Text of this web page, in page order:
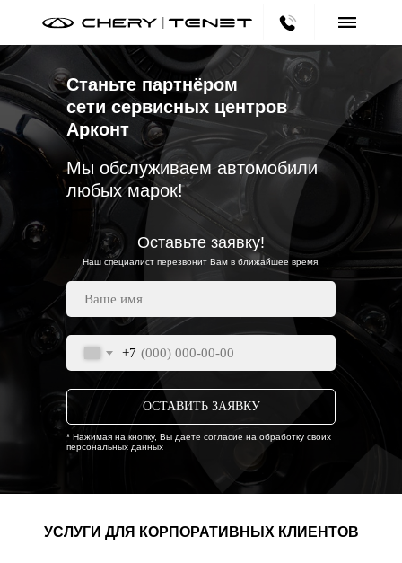
+7
ОСТАВИТЬ ЗАЯВКУ
Оставьте заявку!
Станьте партнёром
сети сервисных центров
Арконт
* Нажимая на кнопку, Вы даете согласие на обработку своих
персональных данных
Мы обслуживаем автомобили
любых марок!
Наш специалист перезвонит Вам в ближайшее время.
УСЛУГИ ДЛЯ КОРПОРАТИВНЫХ КЛИЕНТОВ